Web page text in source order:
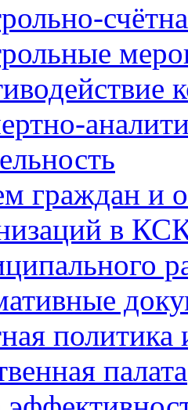
граждан и
в
политика
палата